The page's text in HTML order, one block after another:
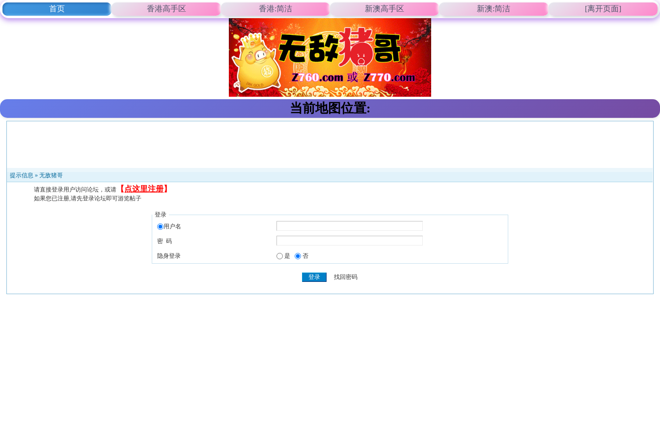
首页 香港高手区 香港:简洁 新澳高手区 新澳:简洁 [离开页面]
当前地图位置:
提示信息 »无敌猪哥
请直接登录用户访问论坛，或请 【 点这里注册】
如果您已注册,请先登录论坛即可游览帖子
登录
用户名
密 码
隐身登录 是 否
找回密码